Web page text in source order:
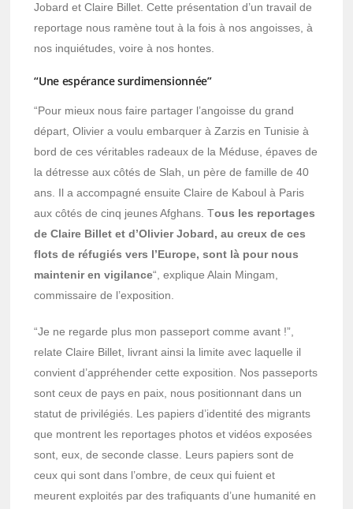
Jobard et Claire Billet. Cette présentation d’un travail de
reportage nous ramène tout à la fois à nos angoisses, à
nos inquiétudes, voire à nos hontes.
“Une espérance surdimensionnée”
“Pour mieux nous faire partager l’angoisse du grand
départ, Olivier a voulu embarquer à Zarzis en Tunisie à
bord de ces véritables radeaux de la Méduse, épaves de
la détresse aux côtés de Slah, un père de famille de 40
ans. Il a accompagné ensuite Claire de Kaboul à Paris
aux côtés de cinq jeunes Afghans. Tous les reportages
de Claire Billet et d’Olivier Jobard, au creux de ces
flots de réfugiés vers l’Europe, sont là pour nous
maintenir en vigilance“, explique Alain Mingam,
commissaire de l’exposition.
“Je ne regarde plus mon passeport comme avant !”,
relate Claire Billet, livrant ainsi la limite avec laquelle il
convient d’appréhender cette exposition. Nos passeports
sont ceux de pays en paix, nous positionnant dans un
statut de privilégiés. Les papiers d’identité des migrants
que montrent les reportages photos et vidéos exposées
sont, eux, de seconde classe. Leurs papiers sont de
ceux qui sont dans l’ombre, de ceux qui fuient et
meurent exploités par des trafiquants d’une humanité en